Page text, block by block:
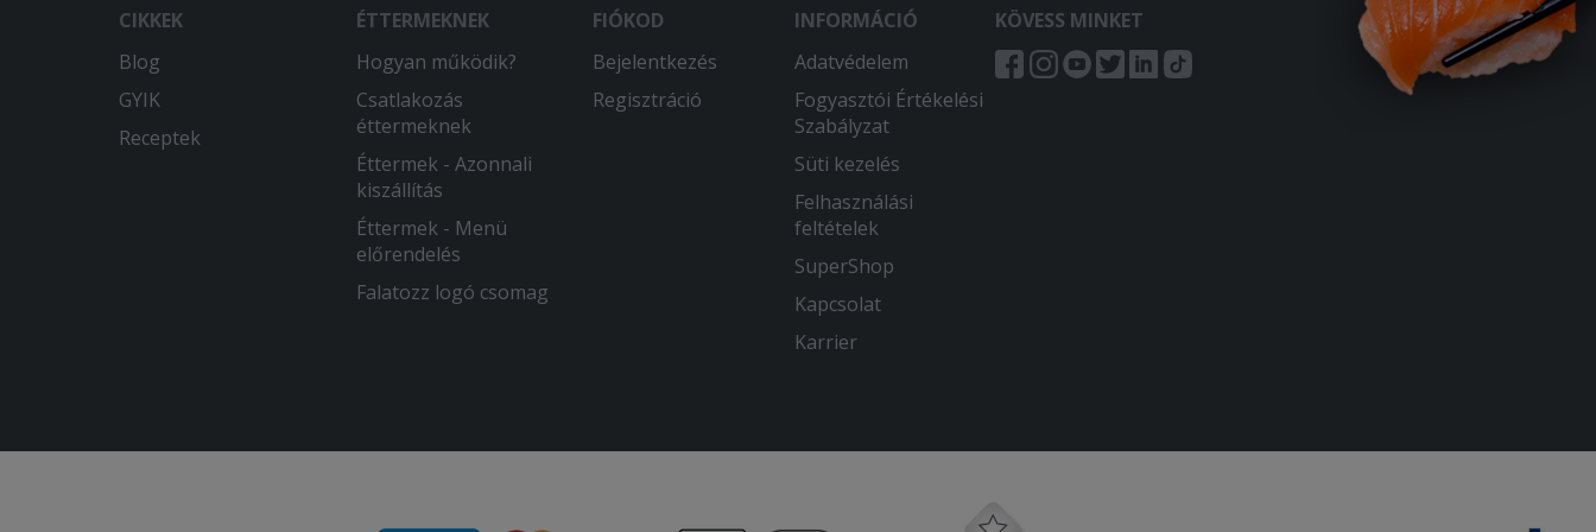
CIKKEK
Blog
GYIK
Receptek
ÉTTERMEKNEK
Hogyan működik?
Csatlakozás
éttermeknek
Éttermek - Azonnali
kiszállítás
Éttermek - Menü
előrendelés
Falatozz logó csomag
FIÓKOD
Bejelentkezés
Regisztráció
INFORMÁCIÓ
Adatvédelem
Fogyasztói Értékelési
Szabályzat
Süti kezelés
Felhasználási
feltételek
SuperShop
Kapcsolat
Karrier
KÖVESS MINKET